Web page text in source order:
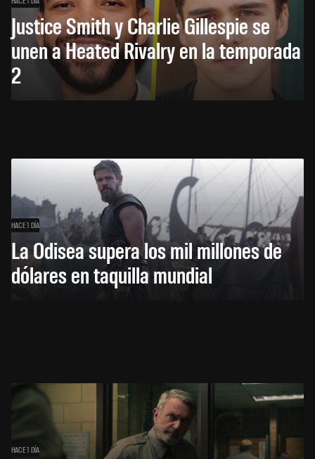
Justice Smith y Charlie Gillespie se
unen a Heated Rivalry en la temporada
2
HACE 1 DÍA
La Odisea supera los mil millones de
dólares en taquilla mundial
HACE 1 DÍA